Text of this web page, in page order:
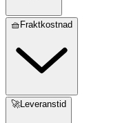
🧺Fraktkostnad
🚀Leveranstid